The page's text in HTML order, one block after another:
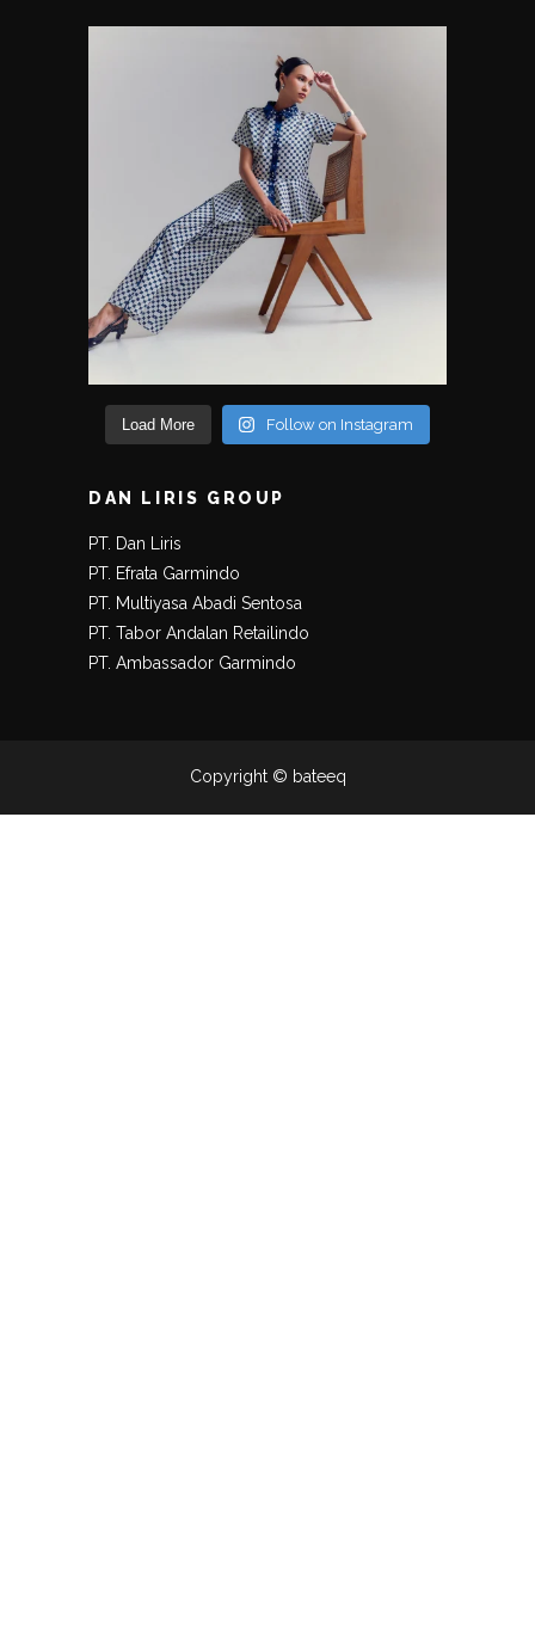
Load More Follow on Instagram
DAN LIRIS GROUP
PT. Dan Liris
PT. Efrata Garmindo
PT. Multiyasa Abadi Sentosa
PT. Tabor Andalan Retailindo
PT. Ambassador Garmindo
Copyright © bateeq